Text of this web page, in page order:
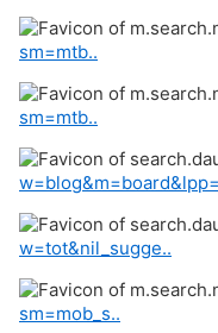
sm=mtb..
sm=mtb..
w=tot&nil_sugge..
sm=mob_s..